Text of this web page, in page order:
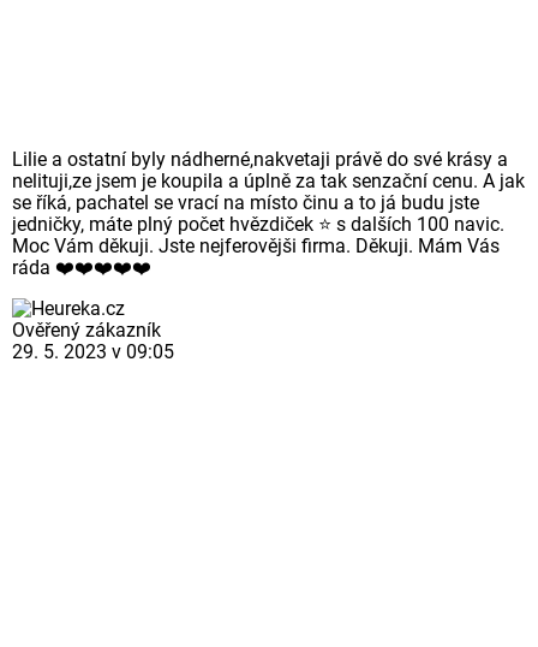
Lilie a ostatní byly nádherné,nakvetaji právě do své krásy a
nelituji,ze jsem je koupila a úplně za tak senzační cenu. A jak
se říká, pachatel se vrací na místo činu a to já budu jste
jedničky, máte plný počet hvězdiček ⭐ s dalších 100 navic.
Moc Vám děkuji. Jste nejferovějši firma. Děkuji. Mám Vás
ráda ❤️❤️❤️❤️❤️
Ověřený zákazník
29. 5. 2023 v 09:05